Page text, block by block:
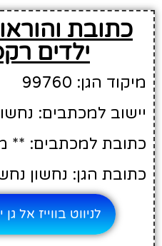
כתובת
ילדים
מיקוד הגן: 99760
יישוב למכתבים: נחשון
כתובת למכתבים: **
כתובת הגן: נחשון
לניווט בווייז אל